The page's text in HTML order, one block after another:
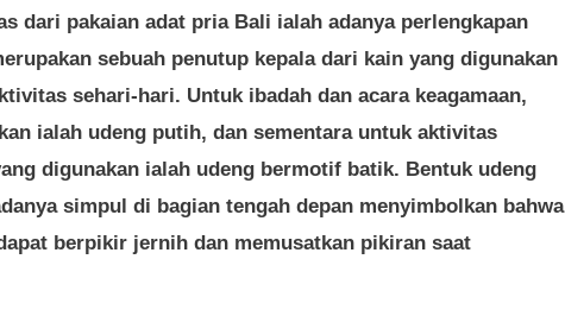
dari pakaian adat pria Bali ialah adanya perlengkapan
sebuah penutup kepala dari kain yang digunakan
sehari-hari. Untuk ibadah dan acara keagamaan,
ialah udeng putih, dan sementara untuk aktivitas
digunakan ialah udeng bermotif batik. Bentuk udeng
simpul di bagian tengah depan menyimbolkan bahwa
berpikir jernih dan memusatkan pikiran saat